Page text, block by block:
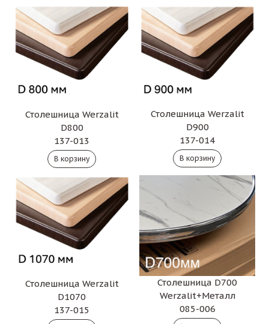
Столешница Werzalit
D800
137-013
Столешница Werzalit
D900
137-014
Столешница Werzalit
D1070
137-015
Столешница D700
Werzalit+Металл
085-006